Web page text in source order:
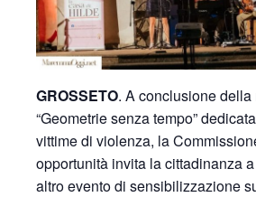
GROSSETO. A conclusione
“Geometrie senza tempo”
vittime di violenza, la
opportunità invita la cittadinanza
altro evento di sensibilizzazione